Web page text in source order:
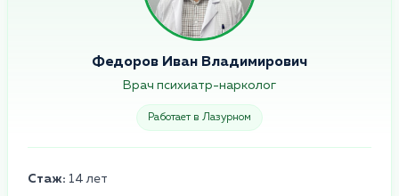
Федоров Иван Владимирович
Врач психиатр-нарколог
Работает в Лазурном
Стаж: 14 лет